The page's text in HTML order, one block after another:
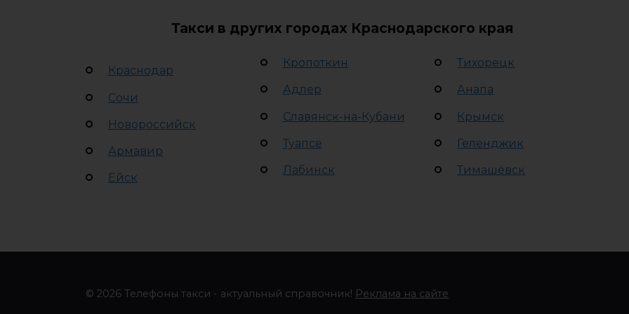
Такси в других городах Краснодарского края
Краснодар
Сочи
Новороссийск
Армавир
Ейск
Кропоткин
Адлер
Славянск-на-Кубани
Туапсе
Лабинск
Тихорецк
Анапа
Крымск
Геленджик
Тимашёвск
© 2026 Телефоны такси - актуальный справочник! Реклама на сайте